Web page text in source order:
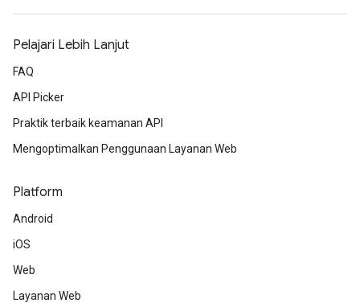
Pelajari Lebih Lanjut
FAQ
API Picker
Praktik terbaik keamanan API
Mengoptimalkan Penggunaan Layanan Web
Platform
Android
iOS
Web
Layanan Web